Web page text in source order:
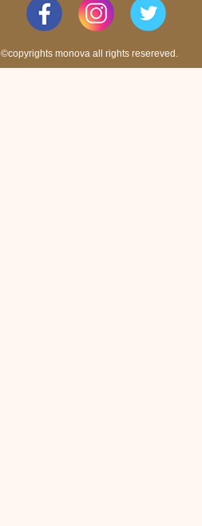
©copyrights monova all rights resereved.